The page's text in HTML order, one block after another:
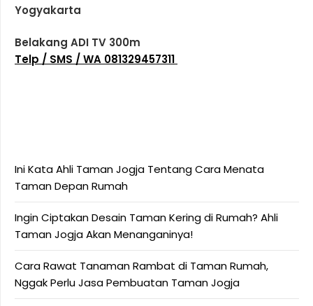
Yogyakarta
Belakang ADI TV 300m
Telp / SMS / WA 081329457311
Ini Kata Ahli Taman Jogja Tentang Cara Menata
Taman Depan Rumah
Ingin Ciptakan Desain Taman Kering di Rumah? Ahli
Taman Jogja Akan Menanganinya!
Cara Rawat Tanaman Rambat di Taman Rumah,
Nggak Perlu Jasa Pembuatan Taman Jogja